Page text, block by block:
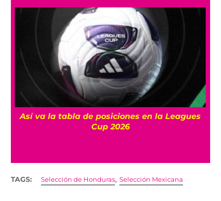
Así va la tabla de posiciones en la Leagues
Cup 2026
TAGS: Selección de Honduras,Selección Mexicana